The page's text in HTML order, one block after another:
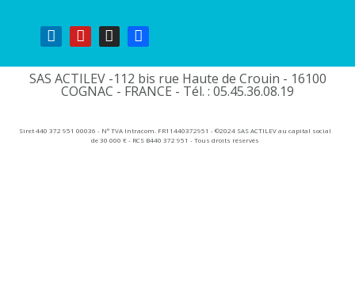
SAS ACTILEV -112 bis rue Haute de Crouin - 16100
COGNAC - FRANCE - Tél. : 05.45.36.08.19​
Siret 440 372 951 00036 - N° TVA Intracom. FR11440372951 - ©2024 SAS ACTILEV au capital social
de 30 000 € - RCS B440 372 951 - Tous droits réservés​​